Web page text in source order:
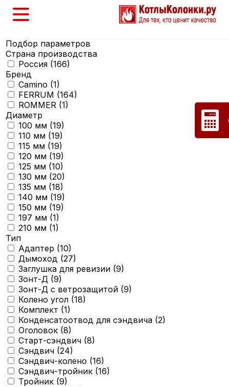
Подбор параметров
Страна производства
Россия (166)
Бренд
Camino (1)
FERRUM (164)
ROMMER (1)
Диаметр
100 мм (19)
110 мм (19)
115 мм (19)
120 мм (19)
125 мм (10)
130 мм (20)
135 мм (18)
140 мм (19)
150 мм (19)
197 мм (1)
210 мм (1)
Тип
Адаптер (10)
Дымоход (27)
Заглушка для ревизии (9)
Зонт-Д (9)
Зонт-Д с ветрозащитой (9)
Колено угол (18)
Комплект (1)
Конденсатоотвод для сэндвича (2)
Оголовок (8)
Старт-сэндвич (8)
Сэндвич (24)
Сэндвич-колено (16)
Сэндвич-тройник (16)
Тройник (9)